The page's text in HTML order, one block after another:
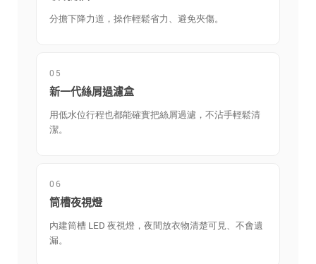
分擔下降力道，操作輕鬆省力、避免夾傷。
05
新一代絲屑過濾盒
用低水位行程也都能確實把絲屑過濾，不沾手輕鬆清
潔。
06
筒槽夜視燈
內建筒槽 LED 夜視燈，夜間放衣物清楚可見、不會遺
漏。